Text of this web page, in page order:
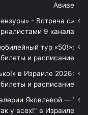
Авиве
- Встреча с
9 канала
тур «50!»:
билеты и расписание
в Израиле 2026:
билеты и расписание
Яковлевой —
у всех!" в Израиле